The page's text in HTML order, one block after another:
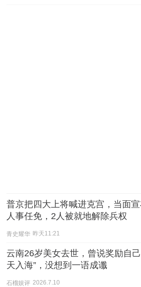
普京把四大上将喊进克宫，当面
人事任免，2人被就地解除兵权
青史耀华 昨天11:21
云南26岁美女去世，曾说奖励自己
天入海”，没想到一语成谶
石榴娱评 2026.7.10